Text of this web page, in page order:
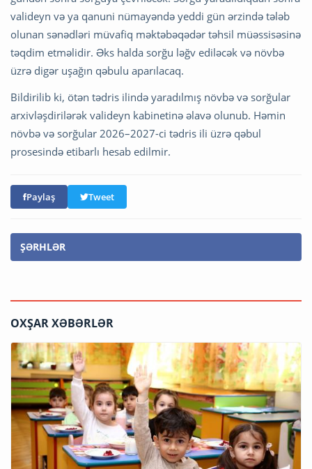
valideyn və ya qanuni nümayəndə yeddi gün ərzində tələb
olunan sənədləri müvafiq məktəbəqədər təhsil müəssisəsinə
təqdim etməlidir. Əks halda sorğu ləğv ediləcək və növbə
üzrə digər uşağın qəbulu aparılacaq.
Bildirilib ki, ötən tədris ilində yaradılmış növbə və sorğular
arxivləşdirilərək valideyn kabinetinə əlavə olunub. Həmin
növbə və sorğular 2026–2027-ci tədris ili üzrə qəbul
prosesində etibarlı hesab edilmir.
Paylaş Tweet
ŞƏRHLƏR
OXŞAR XƏBƏRLƏR